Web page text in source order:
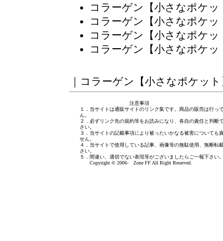
コラーゲン【小さなポケ
コラーゲン【小さなポケ
コラーゲン【小さなポケ
コラーゲン【小さなポケ
｜ コラーゲン【小さなポケット
注意事項
１．当サイトは通販サイトのリンク集です。商品の販売は行っ
ん。
２．必ずリンク先の規約等をお読みになり、各自の責任と判断
さい。
３．当サイトの記載事項により被ったいかなる被害についても
せん。
４．当サイトで使用している記事、画像等の無駄使用、無断転
さい。
５．間違い、適切でない表現等がございましたら ご一報下さい
Copyright © 2006- Zone FF All Right Reserved.